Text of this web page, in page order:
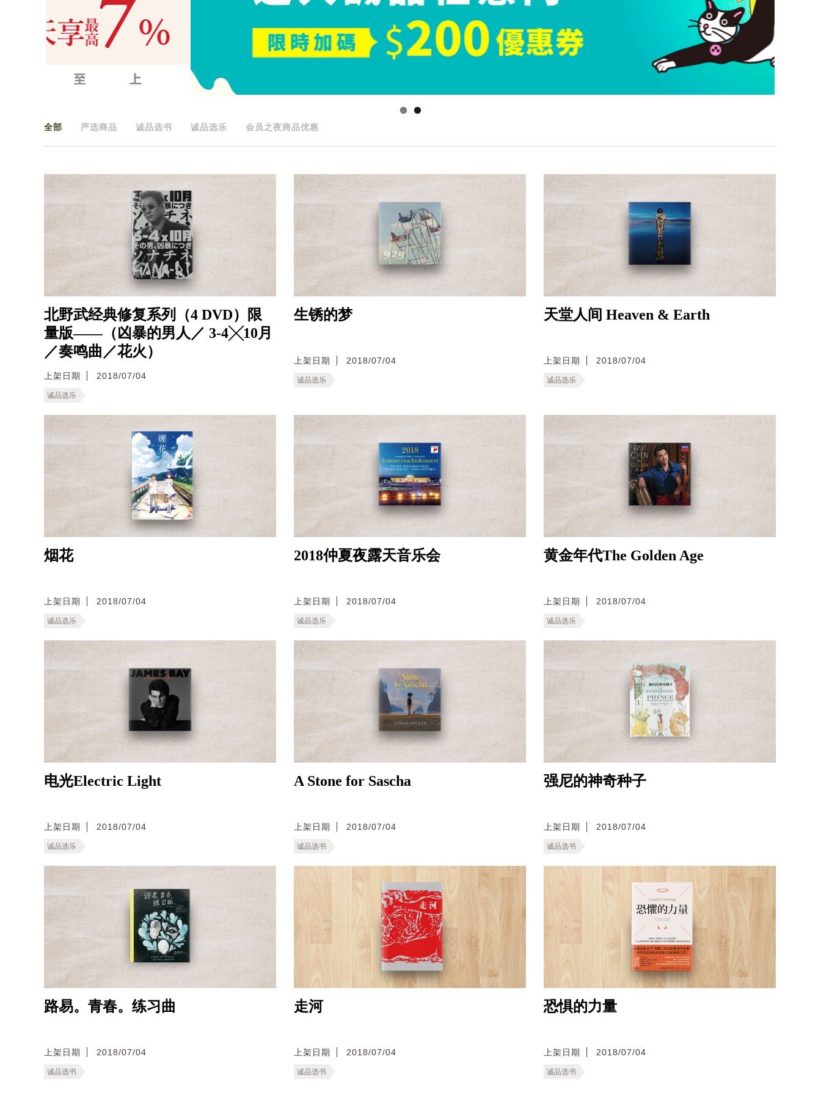
全部 严选商品 诚品选书 诚品选乐 会员之夜商品优惠
北野武经典修复系列（4 DVD）限
量版——（凶暴的男人／ 3-4╳10月
／奏鸣曲／花火）
上架日期 2018/07/04
诚品选乐
生锈的梦
上架日期 2018/07/04
诚品选乐
天堂人间 Heaven & Earth
上架日期 2018/07/04
诚品选乐
烟花
上架日期 2018/07/04
诚品选乐
2018仲夏夜露天音乐会
上架日期 2018/07/04
诚品选乐
黄金年代The Golden Age
上架日期 2018/07/04
诚品选乐
电光Electric Light
上架日期 2018/07/04
诚品选乐
A Stone for Sascha
上架日期 2018/07/04
诚品选书
强尼的神奇种子
上架日期 2018/07/04
诚品选书
路易。青春。练习曲
上架日期 2018/07/04
诚品选书
走河
上架日期 2018/07/04
诚品选书
恐惧的力量
上架日期 2018/07/04
诚品选书